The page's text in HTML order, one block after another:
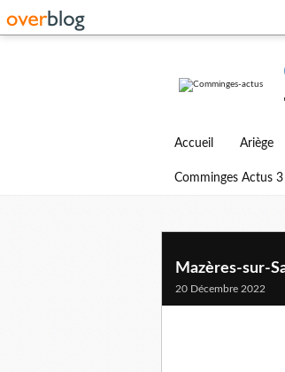
Accueil Ariège
Comminges Actus 3
Mazères-sur-
20 Décembre 2022